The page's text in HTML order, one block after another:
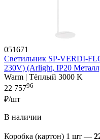
051671
Светильник SP-VERDI-
230V) (Arlight, IP20
Warm | Тёплый 3000 K
22 75796
₽/шт
В наличии
Коробка (картон) 1 шт —